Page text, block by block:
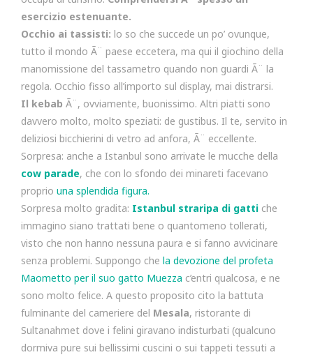
esercizio estenuante.
Occhio ai tassisti: lo so che succede un po’ ovunque,
tutto il mondo Ã¨ paese eccetera, ma qui il giochino della
manomissione del tassametro quando non guardi Ã¨ la
regola. Occhio fisso all’importo sul display, mai distrarsi.
Il kebab Ã¨, ovviamente, buonissimo. Altri piatti sono
davvero molto, molto speziati: de gustibus. Il te, servito in
deliziosi bicchierini di vetro ad anfora, Ã¨ eccellente.
Sorpresa: anche a Istanbul sono arrivate le mucche della
cow parade, che con lo sfondo dei minareti facevano
proprio una splendida figura.
Sorpresa molto gradita: Istanbul straripa di gatti che
immagino siano trattati bene o quantomeno tollerati,
visto che non hanno nessuna paura e si fanno avvicinare
senza problemi. Suppongo che la devozione del profeta
Maometto per il suo gatto Muezza c’entri qualcosa, e ne
sono molto felice. A questo proposito cito la battuta
fulminante del cameriere del Mesala, ristorante di
Sultanahmet dove i felini giravano indisturbati (qualcuno
dormiva pure sui bellissimi cuscini o sui tappeti tessuti a